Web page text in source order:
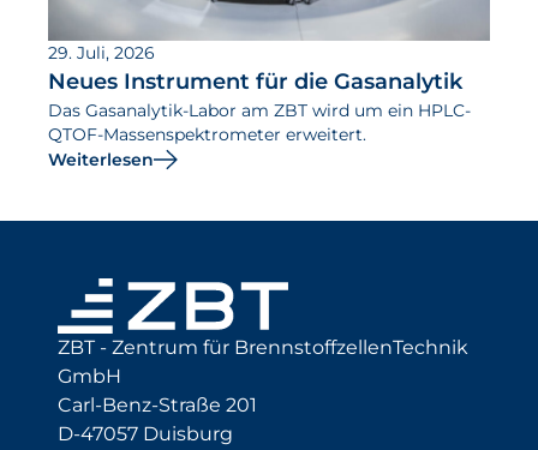
29. Juli, 2026
Neues Instrument für die Gasanalytik
Das Gasanalytik-Labor am ZBT wird um ein HPLC-
QTOF-Massenspektrometer erweitert.
Weiterlesen
ZBT - Zentrum für BrennstoffzellenTechnik
GmbH
Carl-Benz-Straße 201
D-47057 Duisburg